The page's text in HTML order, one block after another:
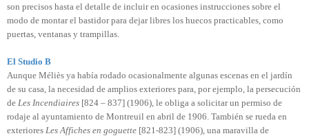
son precisos hasta el detalle de incluir en ocasiones instrucciones sobre el
modo de montar el bastidor para dejar libres los huecos practicables, como
puertas, ventanas y trampillas.
El Studio B
Aunque Méliès ya había rodado ocasionalmente algunas escenas en el jardín
de su casa, la necesidad de amplios exteriores para, por ejemplo, la persecución
de Les Incendiaires [824 – 837] (1906), le obliga a solicitar un permiso de
rodaje al ayuntamiento de Montreuil en abril de 1906. También se rueda en
exteriores Les Affiches en goguette [821-823] (1906), una maravilla de